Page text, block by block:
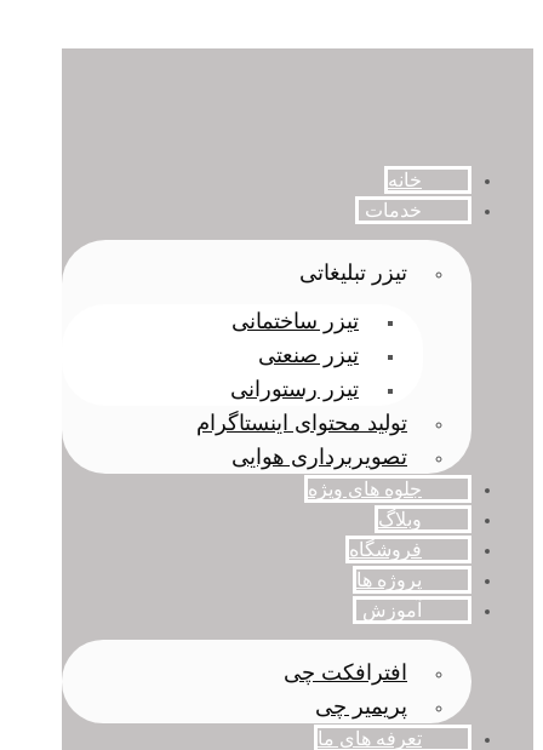
خانه
خدمات
تیزر تبلیغاتی
تیزر ساختمانی
تیزر صنعتی
تیزر رستورانی
تولید محتوای اینستاگرام
تصویربرداری هوایی
جلوه های ویژه
وبلاگ
فروشگاه
پروژه ها
آموزش
افترافکت چی
پریمیر چی
تعرفه های ما